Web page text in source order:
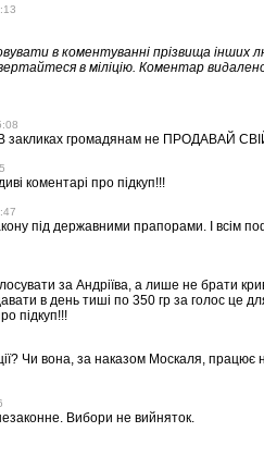
в коментуванні прізвища інших
в міліцію. Коментар
закликах громадянам не ПРОДАВАЙ
коментарі про підкуп!!!
під державними прапорами. І всім
за Андріїва, а лише не брати
в день тиші по 350 гр за голос це
підкуп!!!
Чи вона, за наказом Москаля,
Вибори не вийняток.